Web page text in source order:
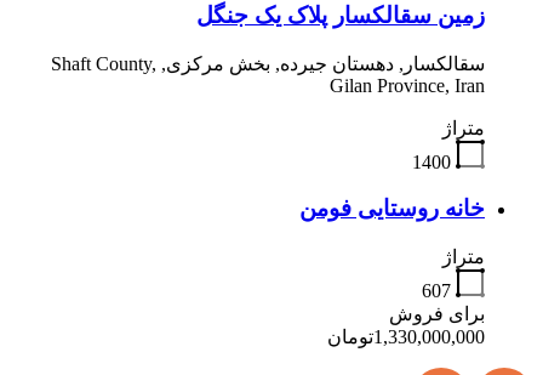
زمین سقالکسار پلاک یک جنگل
سقالکسار, دهستان جیرده, بخش مرکزی, Shaft County,
Gilan Province, Iran
متراژ
1400
خانه روستایی فومن
متراژ
607
برای فروش
1,330,000,000تومان